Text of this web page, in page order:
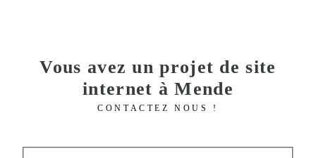
Vous avez un projet de site
internet à Mende
CONTACTEZ NOUS !